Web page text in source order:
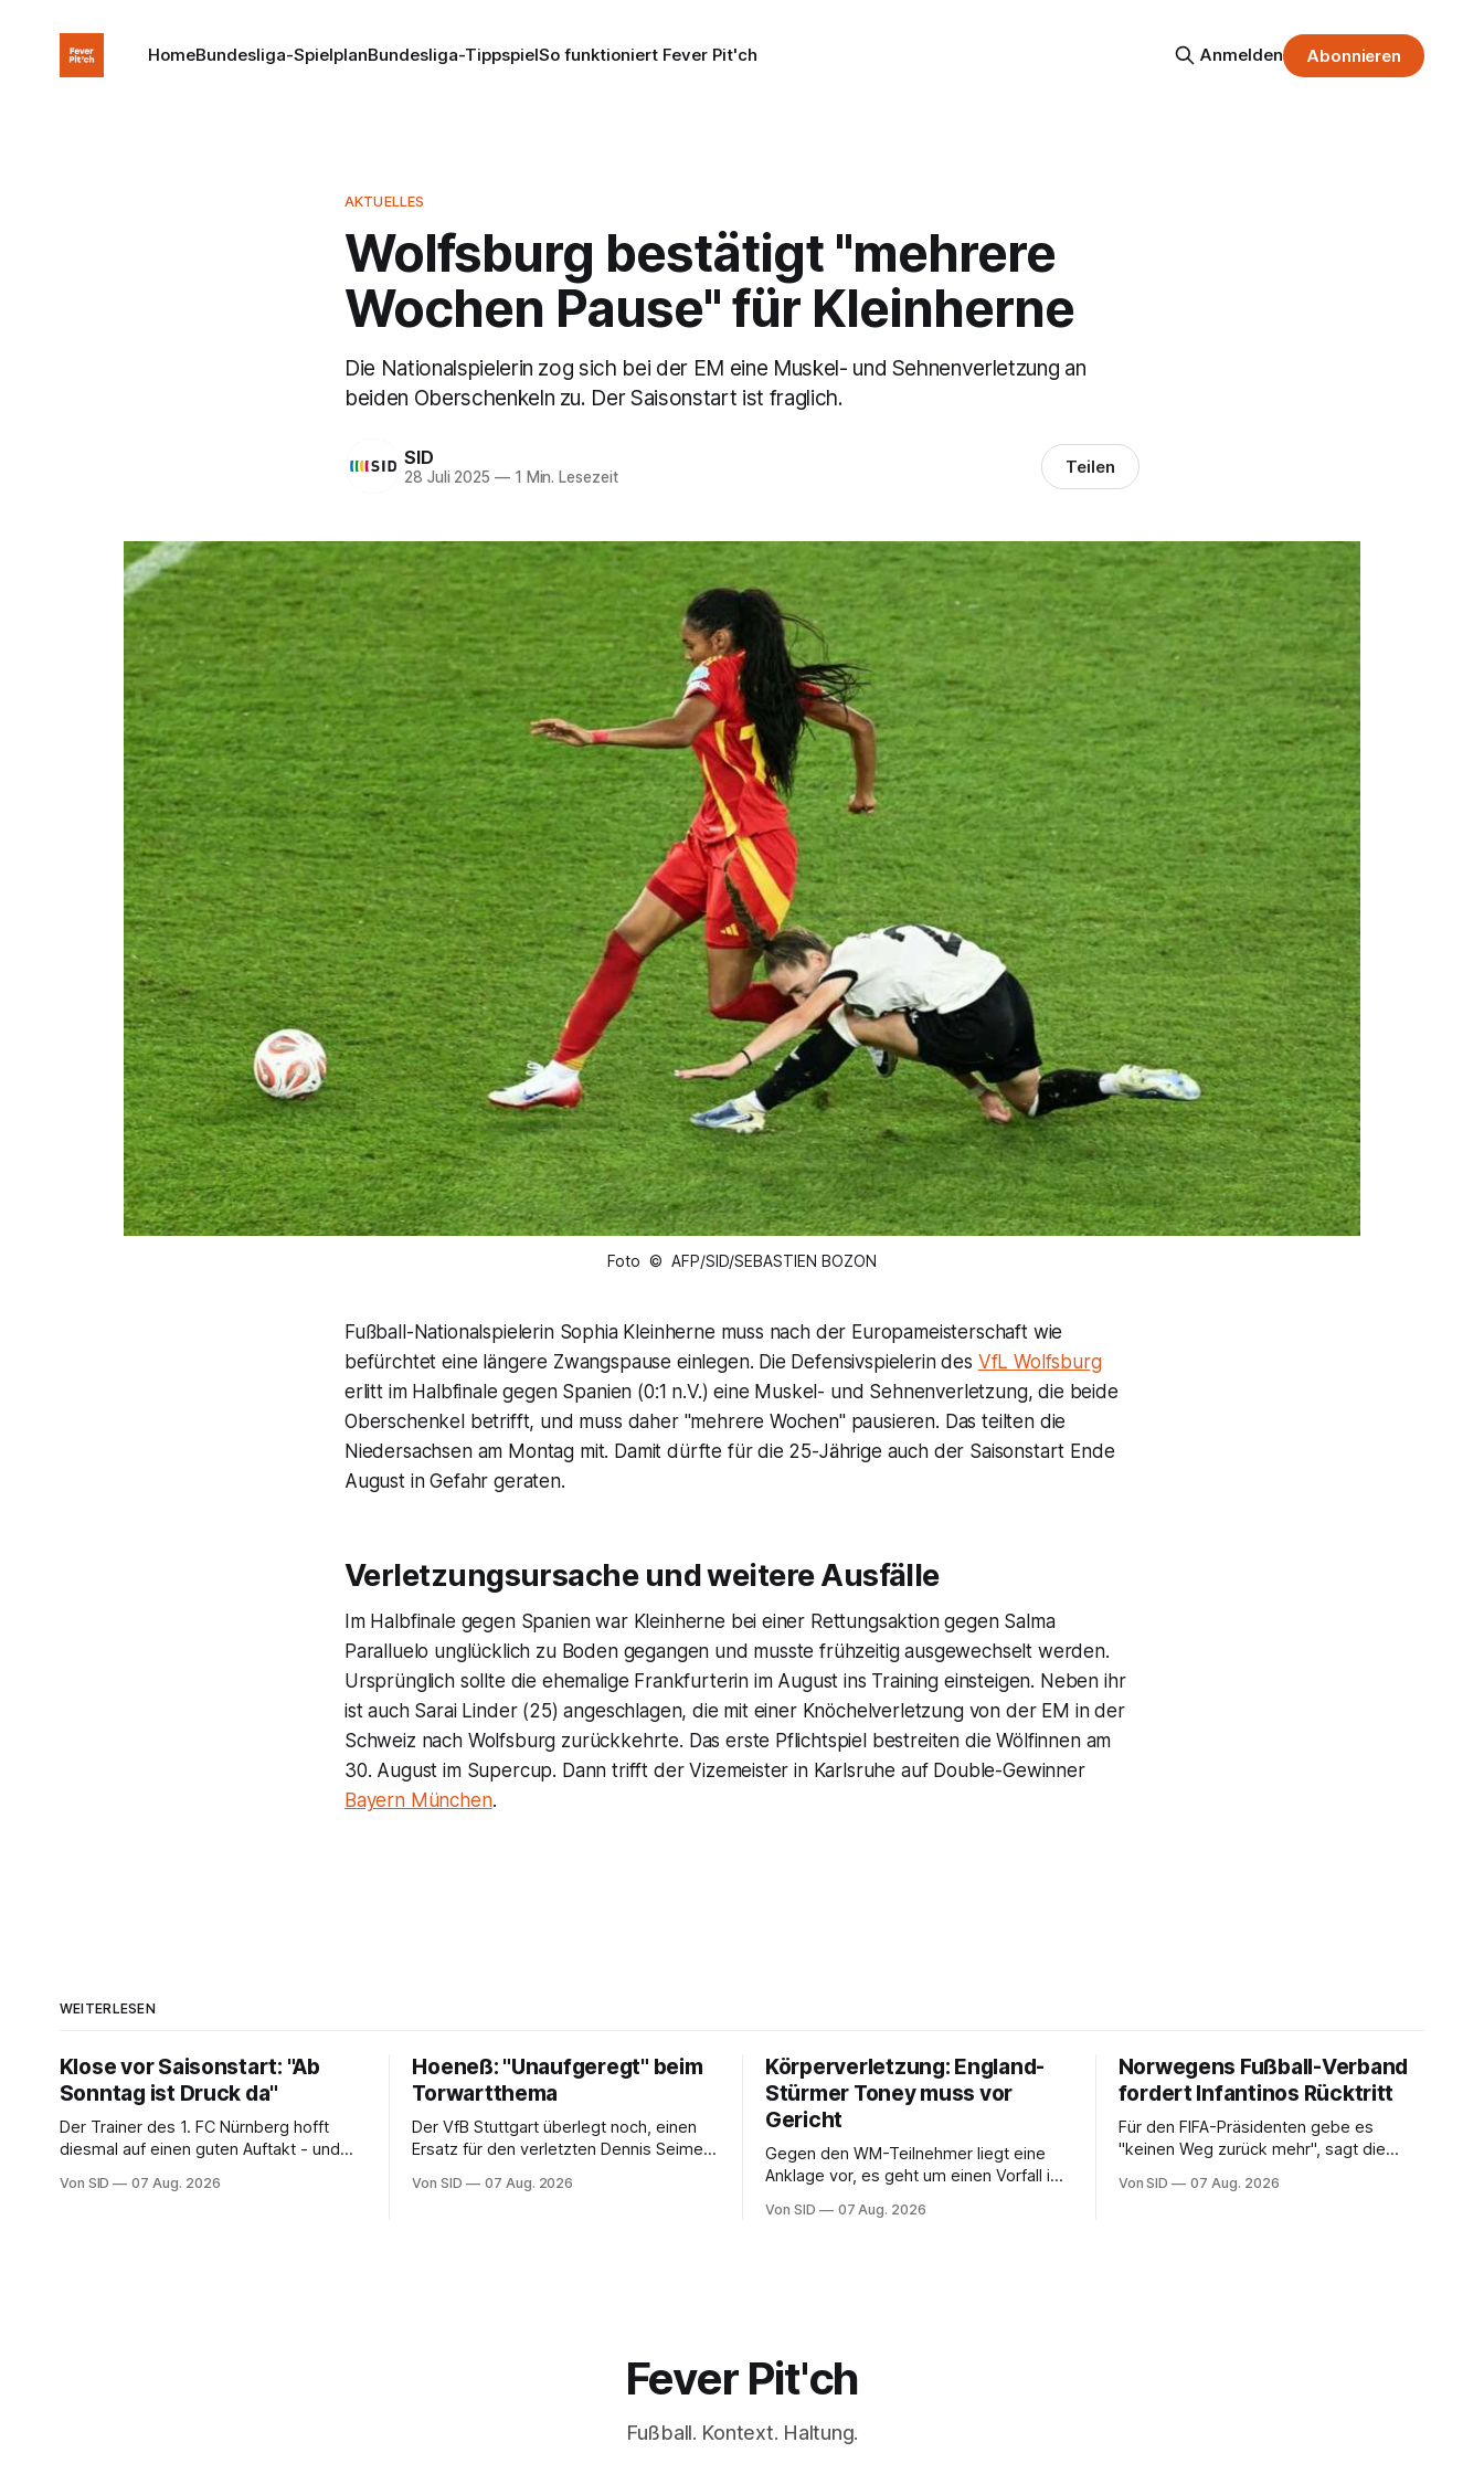
HomeBundesliga-SpielplanBundesliga-TippspielSo funktioniert Fever Pit'ch Anmelden Abonnieren
AKTUELLES
Wolfsburg bestätigt "mehrere
Wochen Pause" für Kleinherne
Die Nationalspielerin zog sich bei der EM eine Muskel- und Sehnenverletzung an
beiden Oberschenkeln zu. Der Saisonstart ist fraglich.
SID
28 Juli 2025 —1 Min. Lesezeit Teilen
Foto © AFP/SID/SEBASTIEN BOZON
Fußball-Nationalspielerin Sophia Kleinherne muss nach der Europameisterschaft wie
befürchtet eine längere Zwangspause einlegen. Die Defensivspielerin des VfL Wolfsburg
erlitt im Halbfinale gegen Spanien (0:1 n.V.) eine Muskel- und Sehnenverletzung, die beide
Oberschenkel betrifft, und muss daher "mehrere Wochen" pausieren. Das teilten die
Niedersachsen am Montag mit. Damit dürfte für die 25-Jährige auch der Saisonstart Ende
August in Gefahr geraten.
Verletzungsursache und weitere Ausfälle
Im Halbfinale gegen Spanien war Kleinherne bei einer Rettungsaktion gegen Salma
Paralluelo unglücklich zu Boden gegangen und musste frühzeitig ausgewechselt werden.
Ursprünglich sollte die ehemalige Frankfurterin im August ins Training einsteigen. Neben ihr
ist auch Sarai Linder (25) angeschlagen, die mit einer Knöchelverletzung von der EM in der
Schweiz nach Wolfsburg zurückkehrte. Das erste Pflichtspiel bestreiten die Wölfinnen am
30. August im Supercup. Dann trifft der Vizemeister in Karlsruhe auf Double-Gewinner
Bayern München.
WEITERLESEN
Klose vor Saisonstart: "Ab
Sonntag ist Druck da"
Der Trainer des 1. FC Nürnberg hofft
diesmal auf einen guten Auftakt - und
Von SID 07 Aug. 2026
Hoeneß: "Unaufgeregt" beim
Torwartthema
Der VfB Stuttgart überlegt noch, einen
Ersatz für den verletzten Dennis Seimen
Schwaben auch die Frage nach dem
Von SID 07 Aug. 2026
Körperverletzung: England-
Stürmer Toney muss vor
Gericht
Gegen den WM-Teilnehmer liegt eine
Anklage vor, es geht um einen Vorfall in
Von SID 07 Aug. 2026
Norwegens Fußball-Verband
fordert Infantinos Rücktritt
Für den FIFA-Präsidenten gebe es
"keinen Weg zurück mehr", sagt die
Von SID 07 Aug. 2026
Fever Pit'ch
Fußball. Kontext. Haltung.